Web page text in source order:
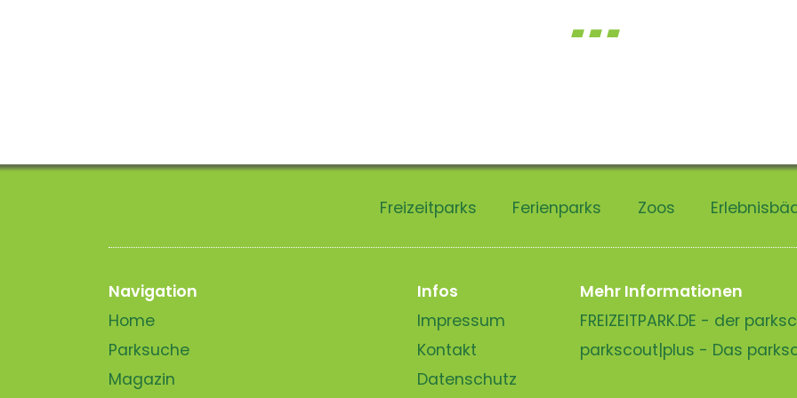
Freizeitparks Ferienparks Zoos
Navigation
Home
Parksuche
Magazin
Infos
Impressum
Kontakt
Datenschutz
Mehr Informationen
FREIZEITPARK.DE - der
parkscout|plus - Das